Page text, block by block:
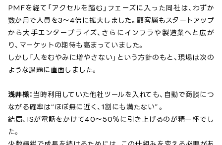
PMFを経て「アクセルを踏む」フェーズに入った同社は、わずか
数か月で人員を3〜4倍に拡大しました。顧客層もスタートアップ
から大手エンタープライズ、さらにインフラや製造業へと広が
り、マーケットの期待も高まっていました。
しかし「人をむやみに増やさない」という方針のもと、現場は次の
ような課題に直面しました。
浅井様： 当時利用していた他社ツールを入れても、自動で商談につ
ながる確率は“ほぼ無に近く、1割にも満たない”。
結局、ISが電話をかけて40〜50％に引き上げるのが精一杯でし
た。